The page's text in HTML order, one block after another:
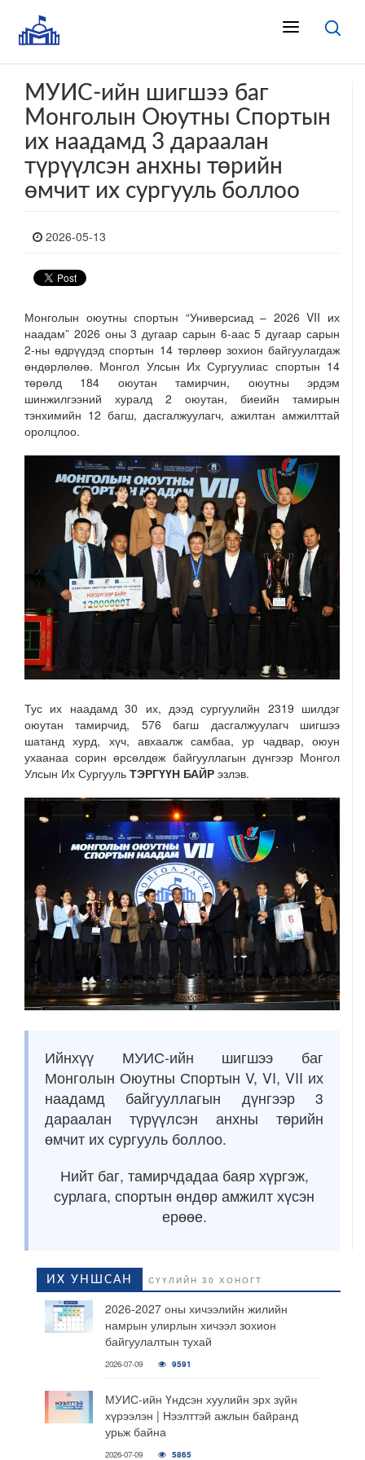
МУИС-ийн шигшээ баг
Монголын Оюутны Спортын
их наадамд 3 дараалан
түрүүлсэн анхны төрийн
өмчит их сургууль боллоо
2026-05-13
Монголын оюутны спортын “Универсиад – 2026 VII их
наадам” 2026 оны 3 дугаар сарын 6-аас 5 дугаар сарын
2-ны өдрүүдэд спортын 14 төрлөөр зохион байгуулагдаж
өндөрлөлөө. Монгол Улсын Их Сургуулиас спортын 14
төрөлд 184 оюутан тамирчин, оюутны эрдэм
шинжилгээний хуралд 2 оюутан, биеийн тамирын
тэнхимийн 12 багш, дасгалжуулагч, ажилтан амжилттай
оролцлоо.
Тус их наадамд 30 их, дээд сургуулийн 2319 шилдэг
оюутан тамирчид, 576 багш дасгалжуулагч шигшээ
шатанд хурд, хүч, авхаалж самбаа, ур чадвар, оюун
ухаанаа сорин өрсөлдөж байгууллагын дүнгээр Монгол
Улсын Их Сургууль ТЭРГҮҮН БАЙР эзлэв.
Ийнхүү МУИС-ийн шигшээ баг
Монголын Оюутны Спортын V, VI, VII их
наадамд байгууллагын дүнгээр 3
дараалан түрүүлсэн анхны төрийн
өмчит их сургууль боллоо.
Нийт баг, тамирчдадаа баяр хүргэж,
сурлага, спортын өндөр амжилт хүсэн
ерөөе.
ИХ УНШСАН СҮҮЛИЙН 30 ХОНОГТ
2026-2027 оны хичээлийн жилийн
намрын улирлын хичээл зохион
байгуулалтын тухай
2026-07-09 9591
МУИС-ийн Үндсэн хуулийн эрх зүйн
хүрээлэн | Нээлттэй ажлын байранд
урьж байна
2026-07-09 5865